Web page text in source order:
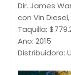
Dir. James
con Vin
Taquilla:
Año: 2015
Distribuidora: